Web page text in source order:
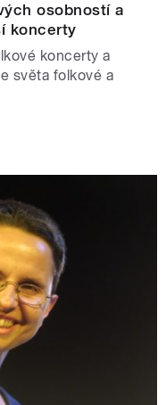
osobností a
koncerty
koncerty a
světa folkové a